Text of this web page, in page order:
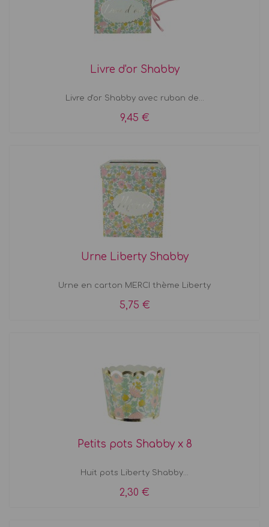
Livre d'or Shabby
Livre d'or Shabby avec ruban de...
9,45 €
Urne Liberty Shabby
Urne en carton MERCI thème Liberty
5,75 €
Petits pots Shabby x 8
Huit pots Liberty Shabby...
2,30 €